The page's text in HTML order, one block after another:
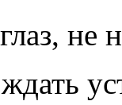
не